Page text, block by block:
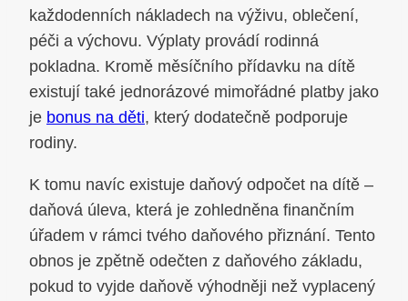
každodenních nákladech na výživu, oblečení,
péči a výchovu. Výplaty provádí rodinná
pokladna. Kromě měsíčního přídavku na dítě
existují také jednorázové mimořádné platby jako
je bonus na děti, který dodatečně podporuje
rodiny.
K tomu navíc existuje daňový odpočet na dítě –
daňová úleva, která je zohledněna finančním
úřadem v rámci tvého daňového přiznání. Tento
obnos je zpětně odečten z daňového základu,
pokud to vyjde daňově výhodněji než vyplacený